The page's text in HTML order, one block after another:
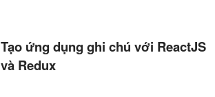
Tạo ứng dụng ghi chú với ReactJS
và Redux